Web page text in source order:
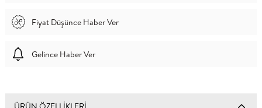
Fiyat Düşünce Haber Ver
Gelince Haber Ver